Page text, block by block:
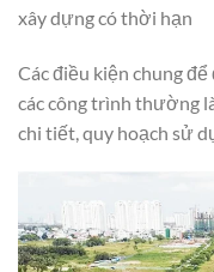
xây dựng có thời hạn
Các điều kiện chung
các công trình thường
chi tiết, quy hoạch sử